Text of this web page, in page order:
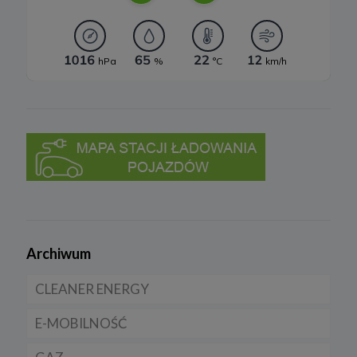
Archiwum
CLEANER ENERGY
Dla domu
E-MOBILNOŚĆ